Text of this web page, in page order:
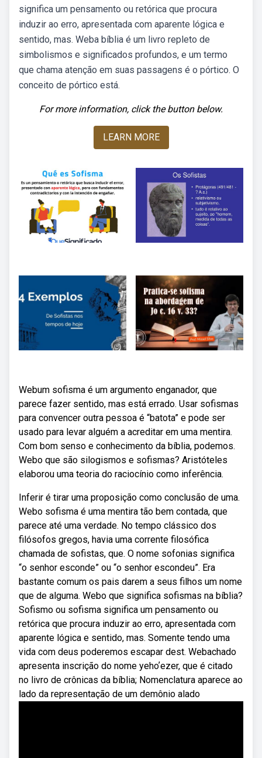
significa um pensamento ou retórica que procura
induzir ao erro, apresentada com aparente lógica e
sentido, mas. Weba bíblia é um livro repleto de
simbolismos e significados profundos, e um termo
que chama atenção em suas passagens é o pórtico. O
conceito de pórtico está.
For more information, click the button below.
LEARN MORE
Webum sofisma é um argumento enganador, que
parece fazer sentido, mas está errado. Usar sofismas
para convencer outra pessoa é “batota” e pode ser
usado para levar alguém a acreditar em uma mentira.
Com bom senso e conhecimento da bíblia, podemos.
Webo que são silogismos e sofismas? Aristóteles
elaborou uma teoria do raciocínio como inferência.
Inferir é tirar uma proposição como conclusão de uma.
Webo sofisma é uma mentira tão bem contada, que
parece até uma verdade. No tempo clássico dos
filósofos gregos, havia uma corrente filosófica
chamada de sofistas, que. O nome sofonias significa
“o senhor esconde” ou “o senhor escondeu”. Era
bastante comum os pais darem a seus filhos um nome
que de alguma. Webo que significa sofismas na bíblia?
Sofismo ou sofisma significa um pensamento ou
retórica que procura induzir ao erro, apresentada com
aparente lógica e sentido, mas. Somente tendo uma
vida com deus poderemos escapar dest. Webachado
apresenta inscrição do nome yehoʼezer, que é citado
no livro de crônicas da bíblia; Nomenclatura aparece ao
lado da representação de um demônio alado